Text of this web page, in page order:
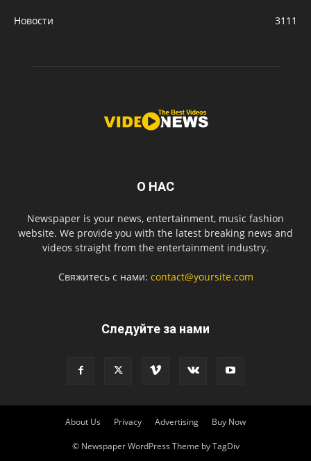
Новости 3111
О НАС
Newspaper is your news, entertainment, music fashion
website. We provide you with the latest breaking news and
videos straight from the entertainment industry.
Свяжитесь с нами: contact@yoursite.com
Следуйте за нами
About Us Privacy Advertising Buy Now
© Newspaper WordPress Theme by TagDiv